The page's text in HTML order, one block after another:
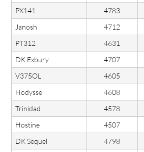
PX141
4783
Janosh
4712
PT312
4631
DK Exbury
4707
V375OL
4605
Hodysse
4608
Trinidad
4578
Hostine
4507
DK Sequel
4798